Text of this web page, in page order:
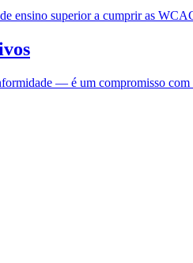
de ensino superior a cumprir as
— é um compromisso